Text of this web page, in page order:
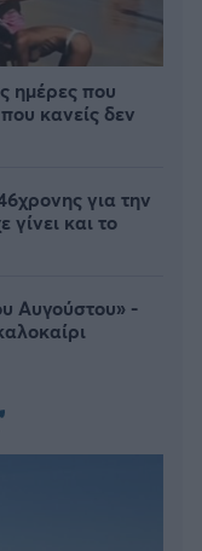
ημέρες που
κανείς δεν
για την
γίνει και το
Αυγούστου» -